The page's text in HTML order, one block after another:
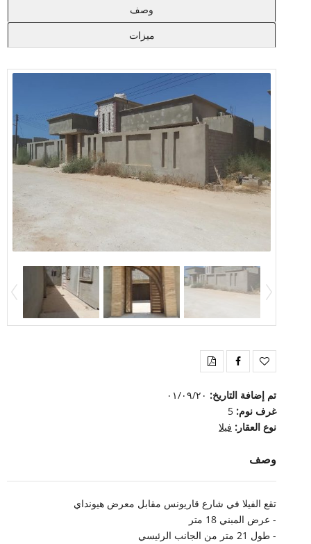
وصف
ميزات
تم إضافة التاريخ: ۰۱/۰۹/۲۰
غرف نوم: 5
نوع العقار: فيلا
وصف
تقع الفيلا في شارع قاريونس مقابل معرض هيونداي
- عرض المبني 18 متر
- طول 21 متر من الجانب الرئيسي